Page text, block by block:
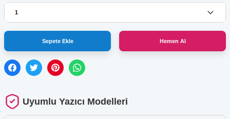
Sepete Ekle Hemen Al
Uyumlu Yazıcı Modelleri